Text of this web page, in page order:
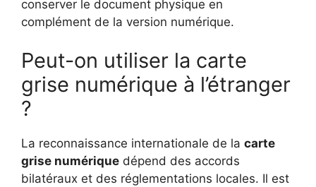
conserver le document physique en
complément de la version numérique.
Peut-on utiliser la carte
grise numérique à l’étranger
?
La reconnaissance internationale de la carte
grise numérique dépend des accords
bilatéraux et des réglementations locales. Il est